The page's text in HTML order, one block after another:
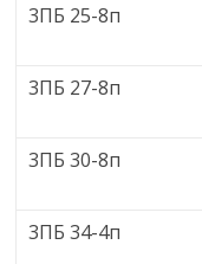
3ПБ 25-8п
3ПБ 27-8п
3ПБ 30-8п
3ПБ 34-4п